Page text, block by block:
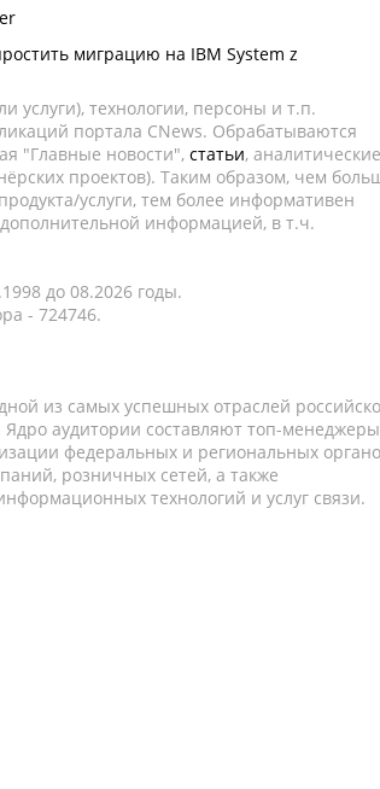
миграцию на IBM System z
услуги), технологии, персоны и т.п.
портала CNews. Обрабатываются
"Главные новости", статьи, аналитические
проектов). Таким образом, чем
услуги, тем более информативен
информацией, в т.ч.
до 08.2026 годы.
- 724746.
из самых успешных отраслей
аудитории составляют топ-
федеральных и региональных
розничных сетей, а также
технологий и услуг связи.